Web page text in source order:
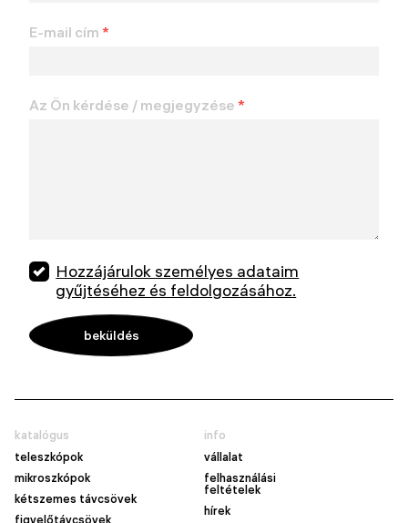
E-mail cím *
Az Ön kérdése / megjegyzése *
Hozzájárulok személyes adataim
gyűjtéséhez és feldolgozásához.
katalógus
teleszkópok
mikroszkópok
kétszemes távcsövek
figyelőtávcsövek
info
vállalat
felhasználási
feltételek
hírek